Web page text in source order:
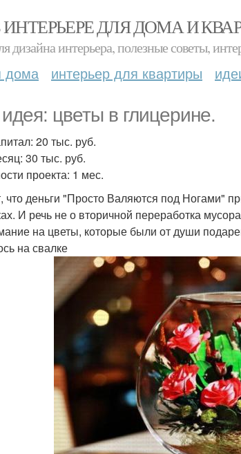
ИНТЕРЬЕРЕ ДЛЯ ДОМА И
дизайна интерьера, полезные советы,
дома интерьер для квартиры
цветы в глицерине.
20 тыс. руб.
30 тыс. руб.
проекта: 1 мес.
что деньги "Просто Валяются под Ногами"
И речь не о вторичной переработка
на цветы, которые были от души
на свалке